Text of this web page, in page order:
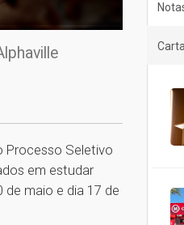
Processo Seletivo
em estudar
maio e dia 17 de